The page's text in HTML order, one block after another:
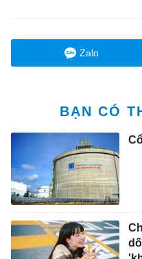
Zalo
BẠN CÓ